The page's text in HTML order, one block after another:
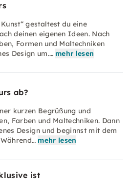
gestaltest du eine
deinen eigenen Ideen. Nach
Formen und Maltechniken
Design um.… mehr lesen
ab?
kurzen Begrüßung und
Farben und Maltechniken. Dann
Design und beginnst mit dem
mehr lesen
ist